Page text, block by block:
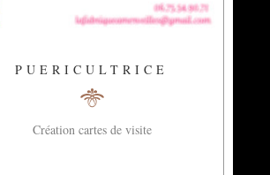
PUERICULTRICE
Création cartes de visite